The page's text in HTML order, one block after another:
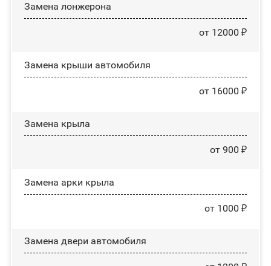
Замена лонжерона
от 12000 ₽
Замена крыши автомобиля
от 16000 ₽
Замена крыла
от 900 ₽
Замена арки крыла
от 1000 ₽
Замена двери автомобиля